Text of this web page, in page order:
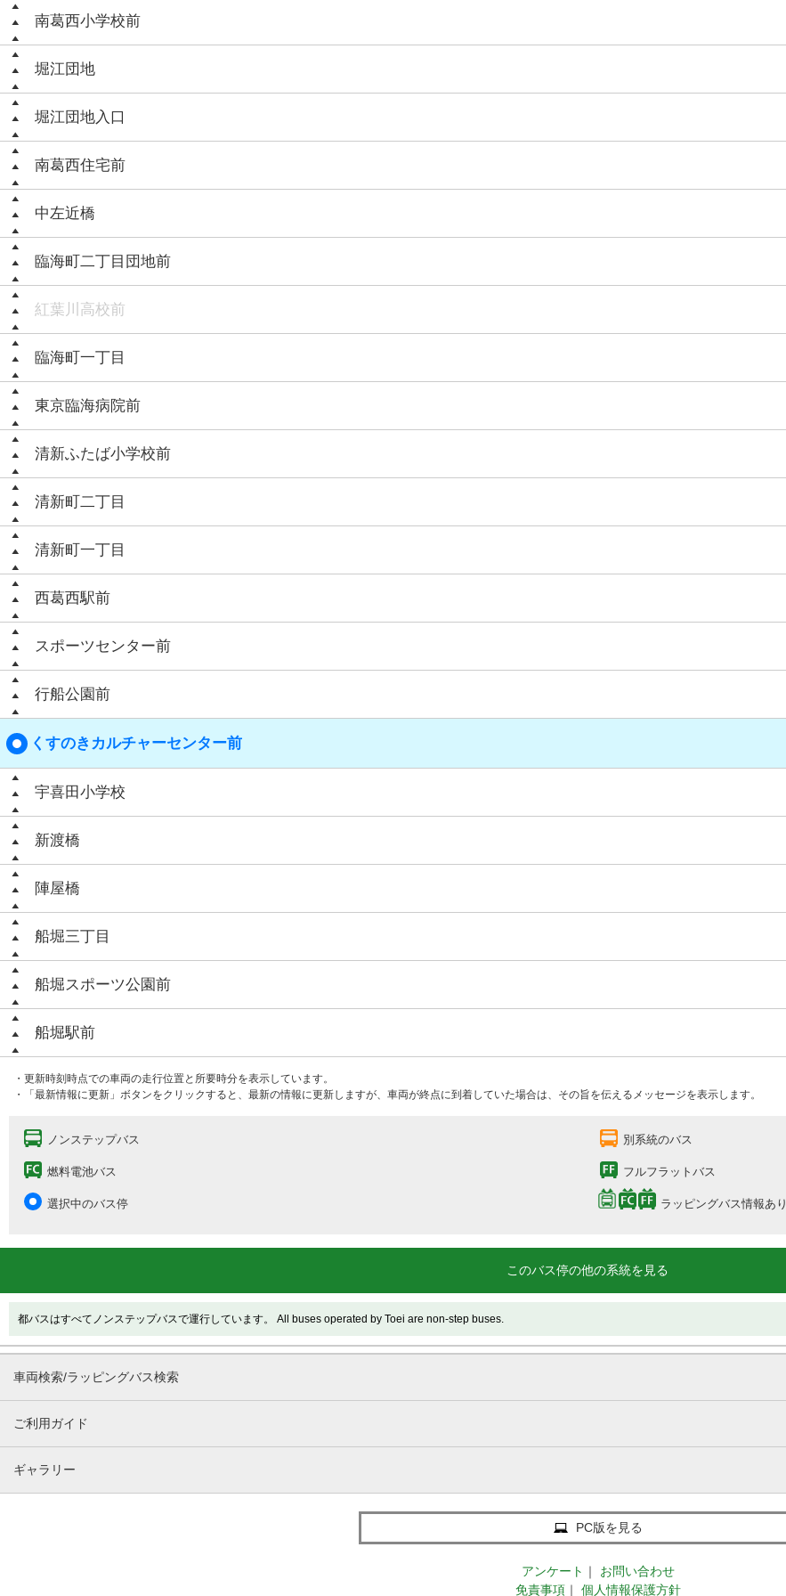
南葛西小学校前
堀江団地
堀江団地入口
南葛西住宅前
中左近橋
臨海町二丁目団地前
紅葉川高校前
臨海町一丁目
東京臨海病院前
清新ふたば小学校前
清新町二丁目
清新町一丁目
西葛西駅前
スポーツセンター前
行船公園前
くすのきカルチャーセンター前
宇喜田小学校
新渡橋
陣屋橋
船堀三丁目
船堀スポーツ公園前
船堀駅前
・更新時刻時点での車両の走行位置と所要時分を表示しています。
・「最新情報に更新」ボタンをクリックすると、最新の情報に更新しますが、車両が終点に到着していた場合は、その旨を伝えるメッセージを表示します。
ノンステップバス 別系統のバス
燃料電池バス フルフラットバス
選択中のバス停 ラッピングバス情報あり
このバス停の他の系統を見る
都バスはすべてノンステップバスで運行しています。 All buses operated by Toei are non-step buses.
車両検索/ラッピングバス検索
ご利用ガイド
ギャラリー
PC版を見る
アンケート ｜
お問い合わせ
免責事項 ｜ 個人情報保護方針